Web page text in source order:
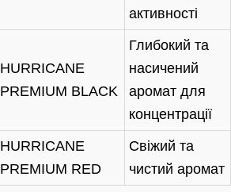
активності
HURRICANE
PREMIUM BLACK
Глибокий та
насичений
аромат для
концентрації
HURRICANE
PREMIUM RED
Свіжий та
чистий аромат